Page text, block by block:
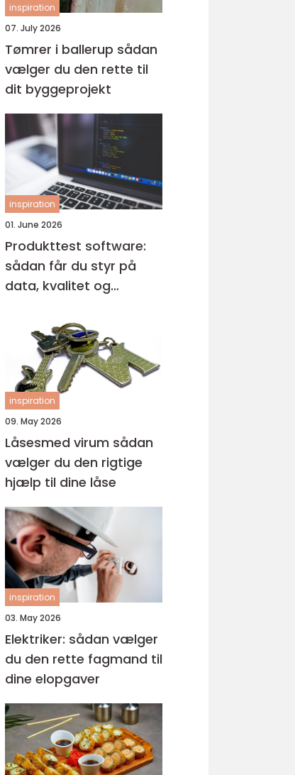
inspiration
07. July 2026
Tømrer i ballerup sådan
vælger du den rette til
dit byggeprojekt
inspiration
01. June 2026
Produkttest software:
sådan får du styr på
data, kvalitet og
inspiration
09. May 2026
Låsesmed virum sådan
vælger du den rigtige
hjælp til dine låse
inspiration
03. May 2026
Elektriker: sådan vælger
du den rette fagmand til
dine elopgaver